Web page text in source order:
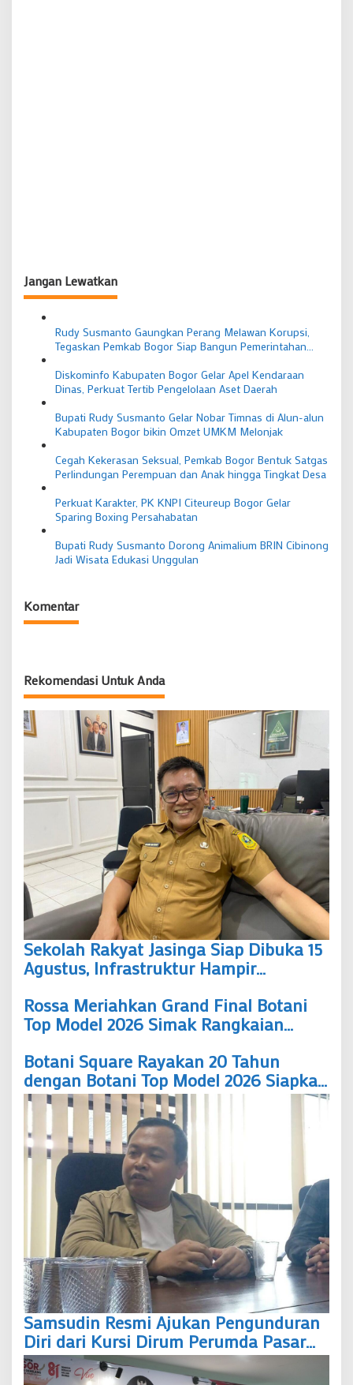
Jangan Lewatkan
Rudy Susmanto Gaungkan Perang Melawan Korupsi,
Tegaskan Pemkab Bogor Siap Bangun Pemerintahan
Diskominfo Kabupaten Bogor Gelar Apel Kendaraan
Dinas, Perkuat Tertib Pengelolaan Aset Daerah
Bupati Rudy Susmanto Gelar Nobar Timnas di Alun-alun
Kabupaten Bogor bikin Omzet UMKM Melonjak
Cegah Kekerasan Seksual, Pemkab Bogor Bentuk Satgas
Perlindungan Perempuan dan Anak hingga Tingkat Desa
Perkuat Karakter, PK KNPI Citeureup Bogor Gelar
Sparing Boxing Persahabatan
Bupati Rudy Susmanto Dorong Animalium BRIN Cibinong
Jadi Wisata Edukasi Unggulan
Komentar
Rekomendasi Untuk Anda
Sekolah Rakyat Jasinga Siap Dibuka 15
Agustus, Infrastruktur Hampir
Masih Jadi PR
Rossa Meriahkan Grand Final Botani
Top Model 2026 Simak Rangkaian
Botani Square Rayakan 20 Tahun
dengan Botani Top Model 2026 Siapkan
Panggung Lahirkan Talenta Fashion
Bogor
Samsudin Resmi Ajukan Pengunduran
Diri dari Kursi Dirum Perumda Pasar
Pakuan Jaya, Ada Apa?